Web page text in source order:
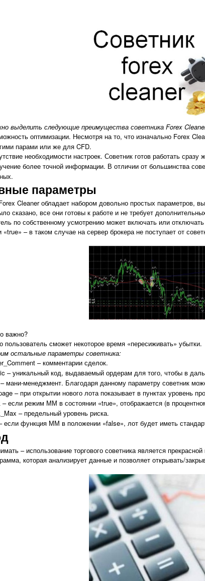
выделить следующие преимущества советника Forex
оптимизации. Несмотря на то, что изначально Forex
парами или же для CFD.
необходимости настроек. Советник готов работать сразу
более точной информации. В отличии от большинства
параметры
Cleaner обладает набором довольно простых параметров,
сказано, все они готовы к работе и не требует
по собственному усмотрению может включать или
«true» – в таком случае на сервер брокера не поступает от
важно?
пользователь сможет некоторое время «пересиживать» убытки.
остальные параметры советника:
– комментарии сделок.
– уникальный код, выдаваемый ордерам для того, чтобы в
мани-менеджмент. Благодаря данному параметру советник
– при открытии нового лота показывает в пунктах уровень
– если режим ММ в состоянии «true», отображается (в
– предельный уровень риска.
если функция ММ в положении «false», лот будет иметь
– использование торгового советника является
которая анализирует данные и позволяет открывать/